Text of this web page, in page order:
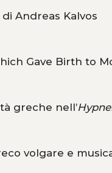
Andreas Kalvos
Gave Birth to
greche nell’
volgare e